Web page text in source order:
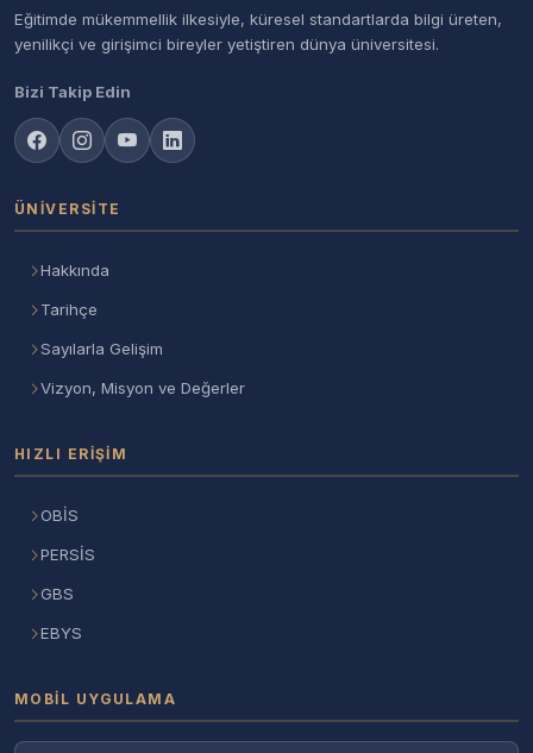
Eğitimde mükemmellik ilkesiyle, küresel standartlarda bilgi üreten,
yenilikçi ve girişimci bireyler yetiştiren dünya üniversitesi.
Bizi Takip Edin
ÜNIVERSITE
Hakkında
Tarihçe
Sayılarla Gelişim
Vizyon, Misyon ve Değerler
HIZLI ERIŞIM
OBİS
PERSİS
GBS
EBYS
MOBIL UYGULAMA